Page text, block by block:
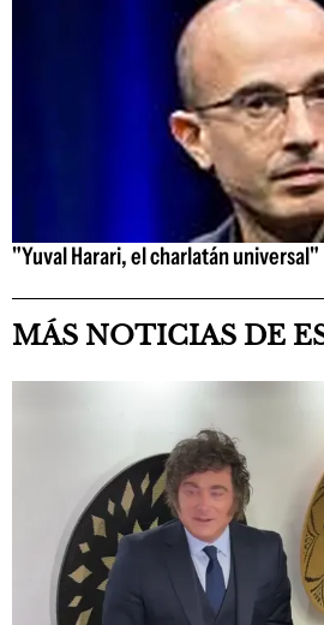
"Yuval Harari, el charlatán universal"
MÁS NOTICIAS DE